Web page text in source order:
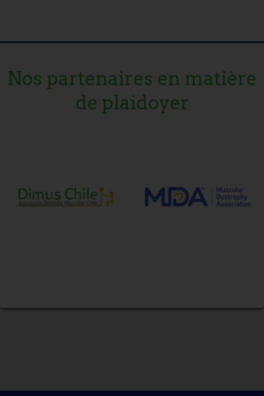
Nos partenaires en matière
de plaidoyer